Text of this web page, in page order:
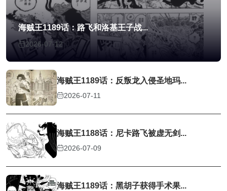
海贼王1189话：路飞和洛基王子战...
2026-07-12
海贼王1189话：反叛龙入侵圣地玛...
2026-07-11
海贼王1188话：尼卡路飞被虚无剑...
2026-07-09
海贼王1189话：黑胡子获得手术果...